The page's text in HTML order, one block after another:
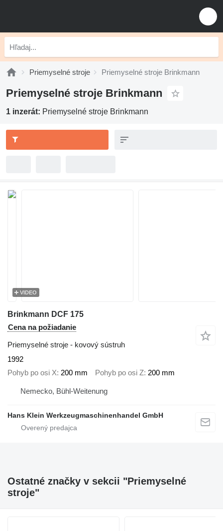
Priemyselné stroje Priemyselné stroje Brinkmann
Priemyselné stroje Brinkmann
1 inzerát: Priemyselné stroje Brinkmann
VIDEO
Brinkmann DCF 175
Cena na požiadanie
Priemyselné stroje - kovový sústruh
1992
Pohyb po osi X 200 mm Pohyb po osi Z 200 mm
Nemecko, Bühl-Weitenung
Hans Klein Werkzeugmaschinenhandel GmbH
Ostatné značky v sekcii "Priemyselné
stroje"